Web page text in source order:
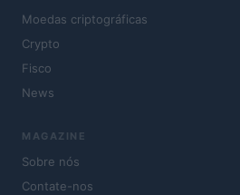
Moedas criptográficas
Crypto
Fisco
News
MAGAZINE
Sobre nós
Contate-nos